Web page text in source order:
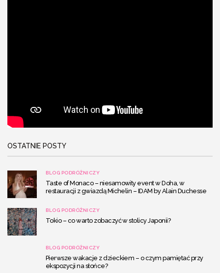
OSTATNIE POSTY
BLOG PODRÓŻNICZY
Taste of Monaco – niesamowity event w Doha, w
restauracji z gwiazdą Michelin – IDAM by Alain Duchesse
BLOG PODRÓŻNICZY
Tokio – co warto zobaczyć w stolicy Japonii?
BLOG PODRÓŻNICZY
Pierwsze wakacje z dzieckiem – o czym pamiętać przy
ekspozycji na słońce?